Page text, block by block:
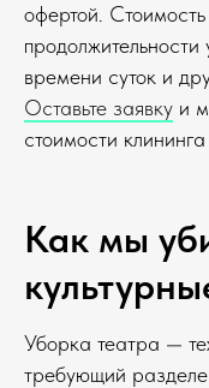
офертой. Стоимость
времени суток и
Оставьте заявку и
стоимости
Как мы
Уборка театра —
требующий